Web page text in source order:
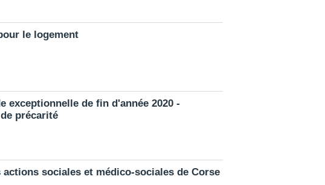
le logement
exceptionnelle de fin d'année 2020 -
précarité
sociales et médico-sociales de Corse